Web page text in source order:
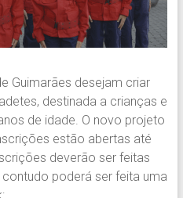
Guimarães desejam criar
destinada a crianças e
de idade. O novo projeto
estão abertas até
deverão ser feitas
poderá ser feita uma